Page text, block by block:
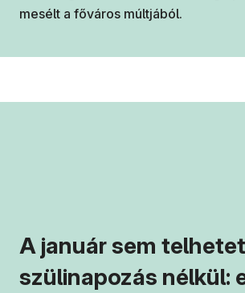
mesélt a főváros múltjából.
A január sem
szülinapozás nélkül: